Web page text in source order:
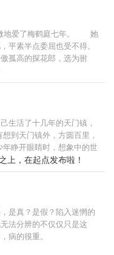
地爱了梅鹤庭七年。 她
平素半点委屈也受不得。
孤高的探花郎，选为驸
的心性 为他拼了性命
间，他白日忙碌，夜晚
宣明珠以为他心里总归
明珠患了不治之症，时
冷眼质问：“殿下闹够了
，长公主突然想通，这
去了。 * 放下之后的长
茶痞叔小狼狗，哪个他不
生活了十几年的天门镇，
到天门镇外，方圆百里，
睁开眼睛时，想象中的世
现实呈现在他的面前。 临
须得打起精神，如履薄
上，在起点发布啦！
是真？是假？陷入迷惘的
法分辨的不仅仅只是这
病的很重。